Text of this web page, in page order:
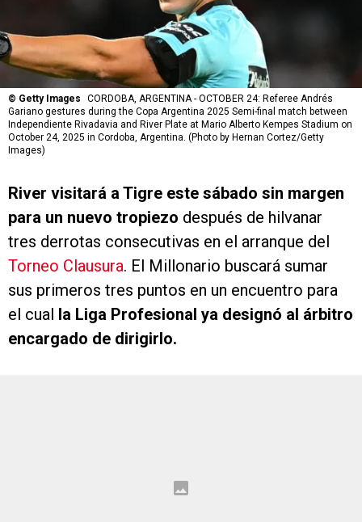
© Getty Images
CORDOBA, ARGENTINA - OCTOBER 24: Referee Andrés
Gariano gestures during the Copa Argentina 2025 Semi-final match between
Independiente Rivadavia and River Plate at Mario Alberto Kempes Stadium on
October 24, 2025 in Cordoba, Argentina. (Photo by Hernan Cortez/Getty
Images)
River visitará a Tigre este sábado sin margen
para un nuevo tropiezo después de hilvanar
tres derrotas consecutivas en el arranque del
Torneo Clausura. El Millonario buscará sumar
sus primeros tres puntos en un encuentro para
el cual
la Liga Profesional ya designó al árbitro
encargado de dirigirlo.